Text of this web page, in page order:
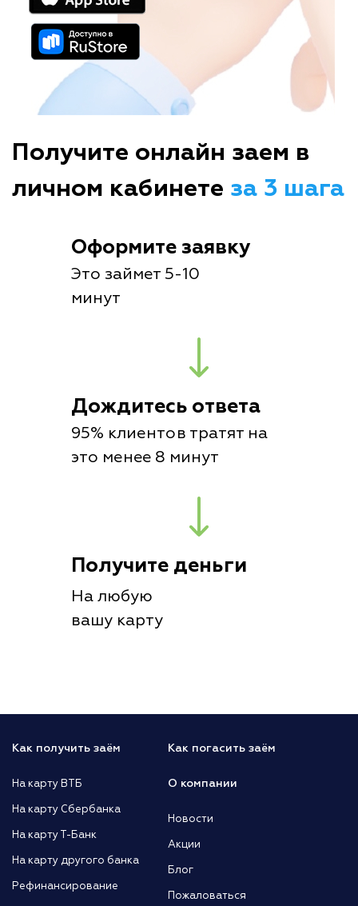
Получите онлайн заем в
личном кабинете за 3 шага
Оформите заявку
Это займет 5-10
минут
Дождитесь ответа
95% клиентов тратят на
это менее 8 минут
Получите деньги
На любую
вашу карту
Как получить заём
На карту ВТБ
На карту Сбербанка
На карту Т-Банк
На карту другого банка
Рефинансирование
Как погасить заём
О компании
Новости
Акции
Блог
Пожаловаться